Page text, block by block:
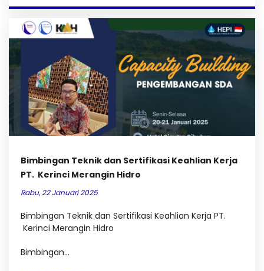
Bimbingan Teknik dan Sertifikasi Keahlian Kerja
PT. Kerinci Merangin Hidro
Rabu, 22 Januari 2025
Bimbingan Teknik dan Sertifikasi Keahlian Kerja PT.
Kerinci Merangin Hidro
Bimbingan...